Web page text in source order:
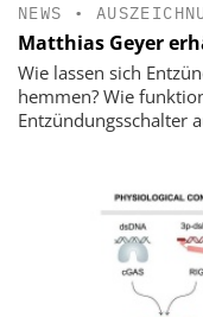
NEWS •
Matthias Geyer
Wie lassen sich
hemmen? Wie
Entzündungsschalter